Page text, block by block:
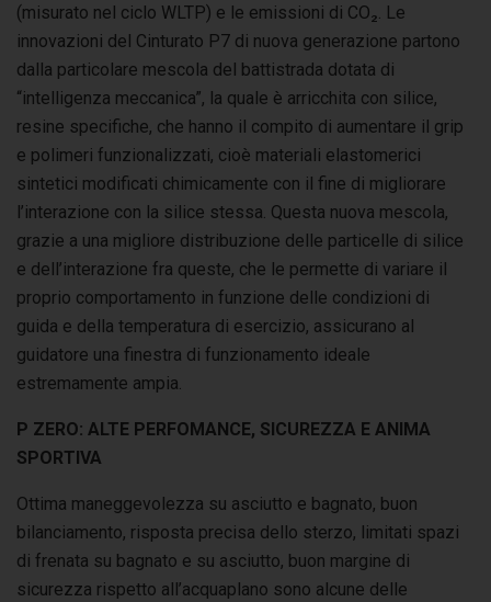
(misurato nel ciclo WLTP) e le emissioni di CO₂. Le
innovazioni del Cinturato P7 di nuova generazione partono
dalla particolare mescola del battistrada dotata di
“intelligenza meccanica”, la quale è arricchita con silice,
resine specifiche, che hanno il compito di aumentare il grip
e polimeri funzionalizzati, cioè materiali elastomerici
sintetici modificati chimicamente con il fine di migliorare
l’interazione con la silice stessa. Questa nuova mescola,
grazie a una migliore distribuzione delle particelle di silice
e dell’interazione fra queste, che le permette di variare il
proprio comportamento in funzione delle condizioni di
guida e della temperatura di esercizio, assicurano al
guidatore una finestra di funzionamento ideale
estremamente ampia.
P ZERO: ALTE PERFOMANCE, SICUREZZA E ANIMA
SPORTIVA
Ottima maneggevolezza su asciutto e bagnato, buon
bilanciamento, risposta precisa dello sterzo, limitati spazi
di frenata su bagnato e su asciutto, buon margine di
sicurezza rispetto all’acquaplano sono alcune delle